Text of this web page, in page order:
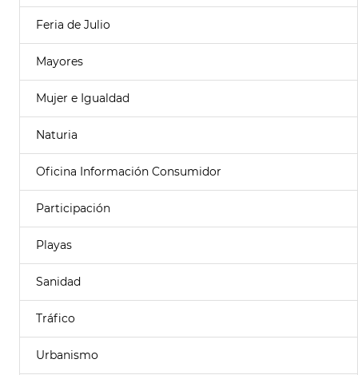
Feria de Julio
Mayores
Mujer e Igualdad
Naturia
Oficina Información Consumidor
Participación
Playas
Sanidad
Tráfico
Urbanismo